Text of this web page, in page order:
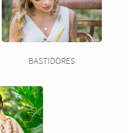
BASTIDORES